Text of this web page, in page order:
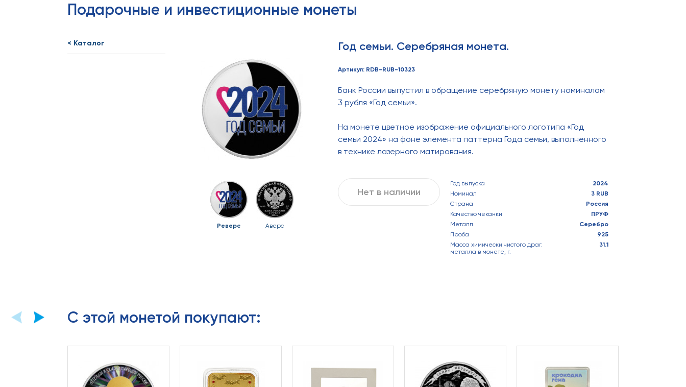
Подарочные и инвестиционные монеты
< Каталог
Реверс Аверс
Год семьи. Серебряная монета.
Артикул: RDB-RUB-10323
Банк России выпустил в обращение серебряную монету номиналом
3 рубля «Год семьи».
На монете цветное изображение официального логотипа «Год
семьи 2024» на фоне элемента паттерна Года семьи, выполненного
в технике лазерного матирования.
Нет в наличии
Год выпуска
2024
Номинал
3 RUB
Страна
Россия
Качество чеканки
ПРУФ
Металл
Серебро
Проба
925
Масса химически чистого драг.
металла в монете, г.
31.1
С этой монетой покупают: